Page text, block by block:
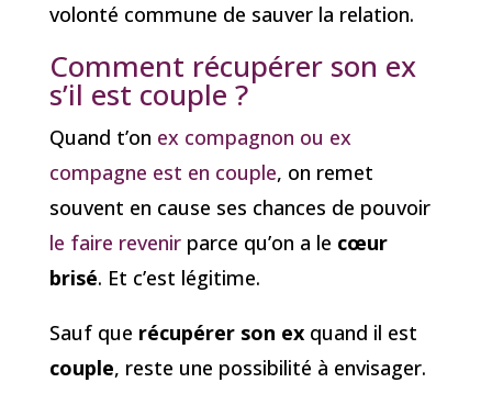
volonté commune de sauver la relation.
Comment récupérer son ex
s’il est couple ?
Quand t’on ex compagnon ou ex
compagne est en couple, on remet
souvent en cause ses chances de pouvoir
le faire revenir parce qu’on a le cœur
brisé. Et c’est légitime.
Sauf que récupérer son exquand il est
couple, reste une possibilité à envisager.